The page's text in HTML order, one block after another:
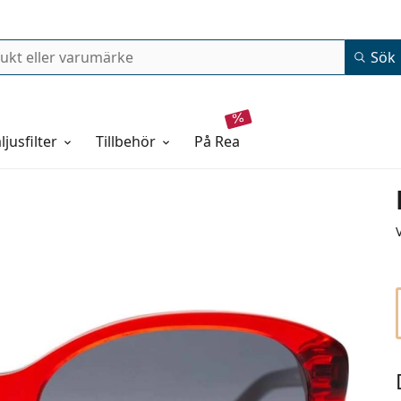
Sök
Tillbehör på rea